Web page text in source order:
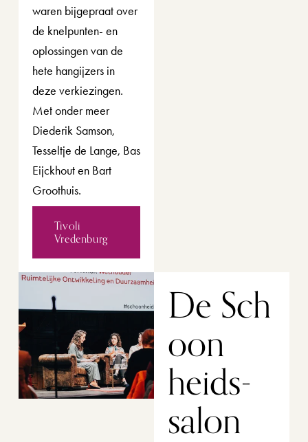
waren bijgepraat over
de knelpunten- en
oplossingen van de
hete hangijzers in
deze verkiezingen.
Met onder meer
Diederik Samson,
Tesseltje de Lange, Bas
Eijckhout en Bart
Groothuis.
Tivoli
Vredenburg
De Sch
oon
heids­
salon